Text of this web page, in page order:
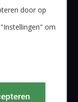
door op
om